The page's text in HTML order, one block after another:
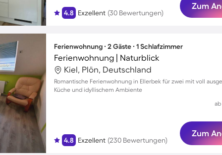
4.8 Exzellent (30 Bewertungen)
Zum
Ferienwohnung ∙ 2 Gäste ∙ 1 Schlafzimmer
Ferienwohnung | Naturblick
Kiel, Plön, Deutschland
Romantische Ferienwohnung in Ellerbek für zwei mit voll
Küche und idyllischem Ambiente
4.8 Exzellent (230 Bewertungen)
ab
Zum